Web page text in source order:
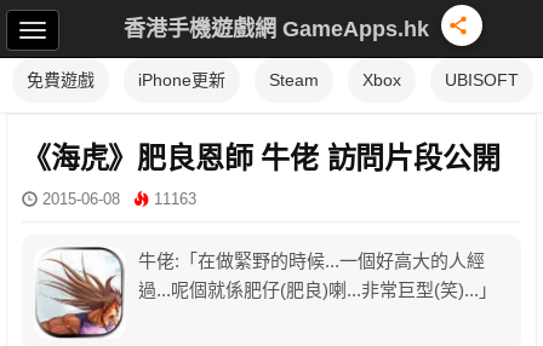
香港手機遊戲網 GameApps.hk
免費遊戲 iPhone更新 Steam Xbox UBISOFT
《海虎》肥良恩師 牛佬 訪問片段公開
2015-06-08 11163
牛佬:「在做緊野的時候...一個好高大的人經
過...呢個就係肥仔(肥良)喇...非常巨型(笑)...」